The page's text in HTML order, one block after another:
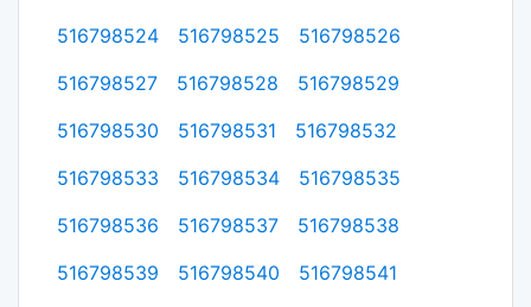
516798524
516798525
516798526
516798527
516798528
516798529
516798530
516798531
516798532
516798533
516798534
516798535
516798536
516798537
516798538
516798539
516798540
516798541